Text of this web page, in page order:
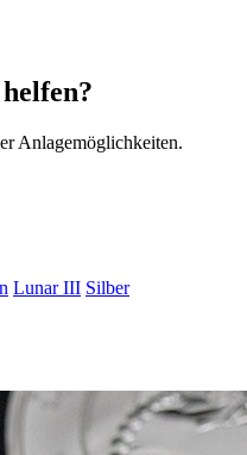
Anlagemöglichkeiten.
Lunar III Silber